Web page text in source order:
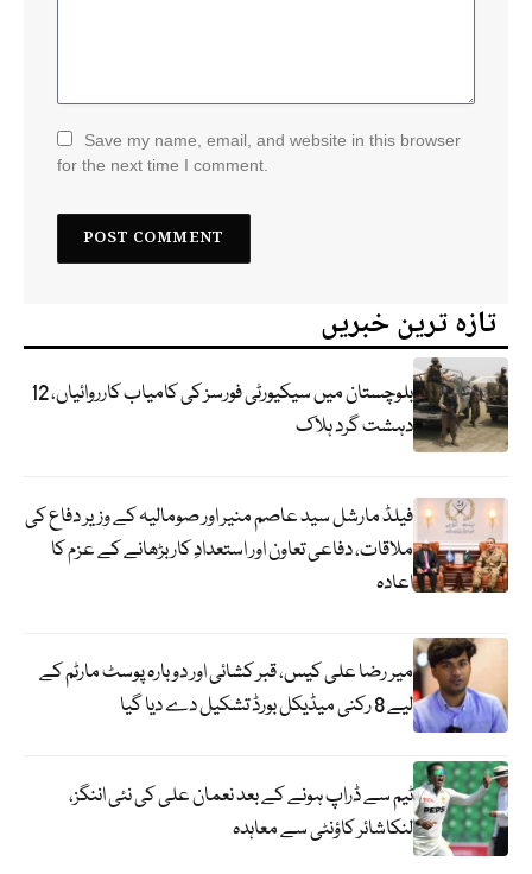
Save my name, email, and website in this browser
for the next time I comment.
تازہ ترین خبریں
بلوچستان میں سیکیورٹی فورسز کی کامیاب کارروائیاں، 12
دہشت گرد ہلاک
فیلڈ مارشل سید عاصم منیر اور صومالیہ کے وزیر دفاع کی
ملاقات، دفاعی تعاون اور استعدادِ کار بڑھانے کے عزم کا
اعادہ
میر رضا علی کیس، قبر کشائی اور دوبارہ پوسٹ مارٹم کے
لیے 8 رکنی میڈیکل بورڈ تشکیل دے دیا گیا
ٹیم سے ڈراپ ہونے کے بعد نعمان علی کی نئی اننگز،
لنکاشائر کاؤنٹی سے معاہدہ